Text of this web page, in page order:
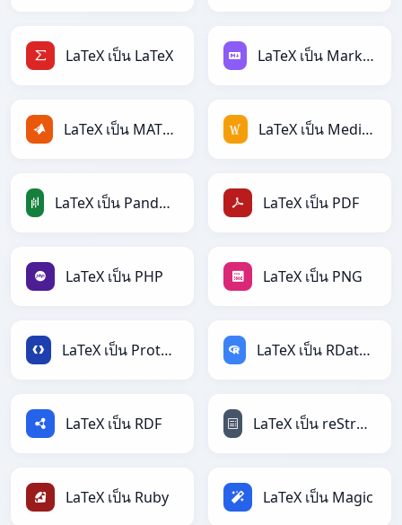
LaTeX เป็น LaTeX LaTeX เป็น Markdown
LaTeX เป็น MATLAB LaTeX เป็น MediaWiki
LaTeX เป็น PandasDataFrame LaTeX เป็น PDF
LaTeX เป็น PHP LaTeX เป็น PNG
LaTeX เป็น Protobuf LaTeX เป็น RDataFrame
LaTeX เป็น RDF LaTeX เป็น reStructuredText
LaTeX เป็น Ruby LaTeX เป็น Magic